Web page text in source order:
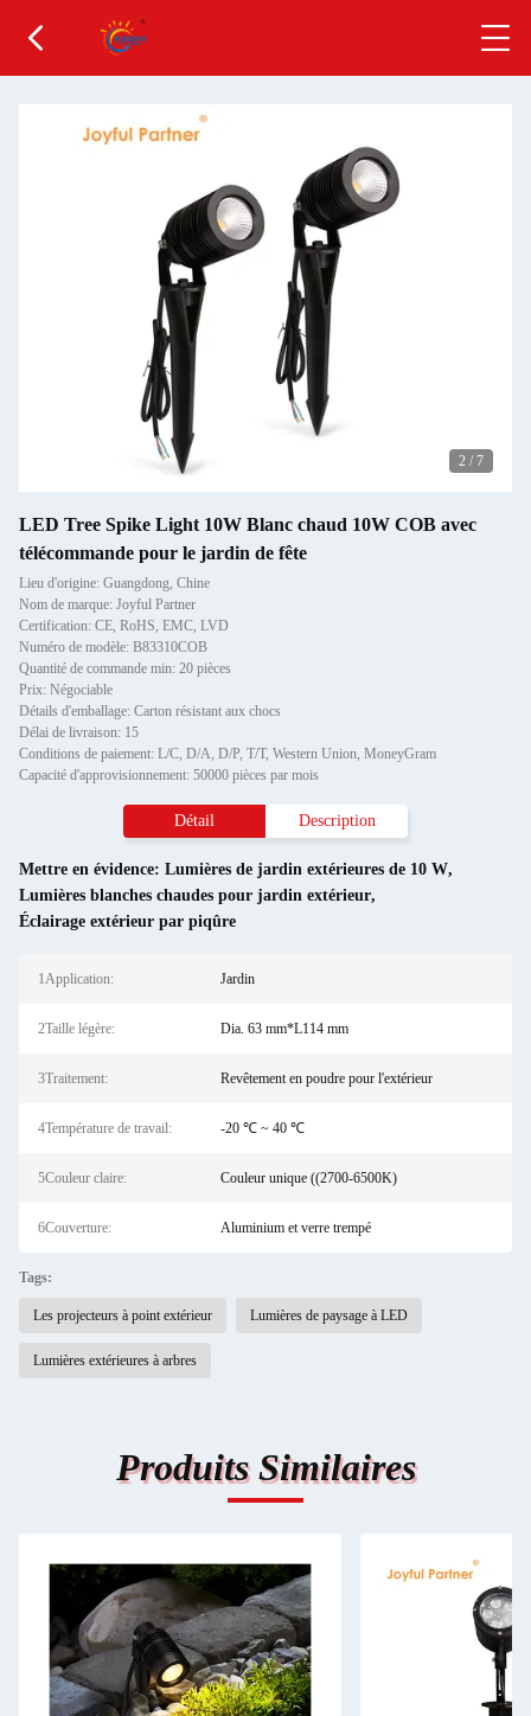
2 / 7
LED Tree Spike Light 10W Blanc chaud 10W COB avec
télécommande pour le jardin de fête
Lieu d'origine: Guangdong, Chine
Nom de marque: Joyful Partner
Certification: CE, RoHS, EMC, LVD
Numéro de modèle: B83310COB
Quantité de commande min: 20 pièces
Prix: Négociable
Détails d'emballage: Carton résistant aux chocs
Délai de livraison: 15
Conditions de paiement: L/C, D/A, D/P, T/T, Western Union, MoneyGram
Capacité d'approvisionnement: 50000 pièces par mois
Détail Description
Mettre en évidence: Lumières de jardin extérieures de 10 W,
Lumières blanches chaudes pour jardin extérieur,
Éclairage extérieur par piqûre
1Application: Jardin
2Taille légère: Dia. 63 mm*L114 mm
3Traitement: Revêtement en poudre pour l'extérieur
4Température de travail: -20 ℃ ~ 40 ℃
5Couleur claire: Couleur unique ((2700-6500K)
6Couverture: Aluminium et verre trempé
Tags:
Les projecteurs à point extérieur Lumières de paysage à LED
Lumières extérieures à arbres
Produits Similaires